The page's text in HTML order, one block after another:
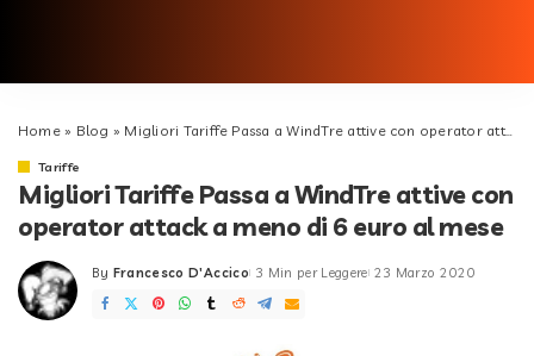
Home» Blog » Migliori Tariffe Passa a WindTre attive con operator attack a meno di 6 euro al mese
Tariffe
Migliori Tariffe Passa a WindTre attive con
operator attack a meno di 6 euro al mese
Posted
by
By Francesco D'Accico 3 Min per Leggere 23 Marzo 2020